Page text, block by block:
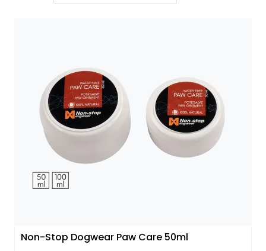
Non-Stop Dogwear Paw Care 50ml